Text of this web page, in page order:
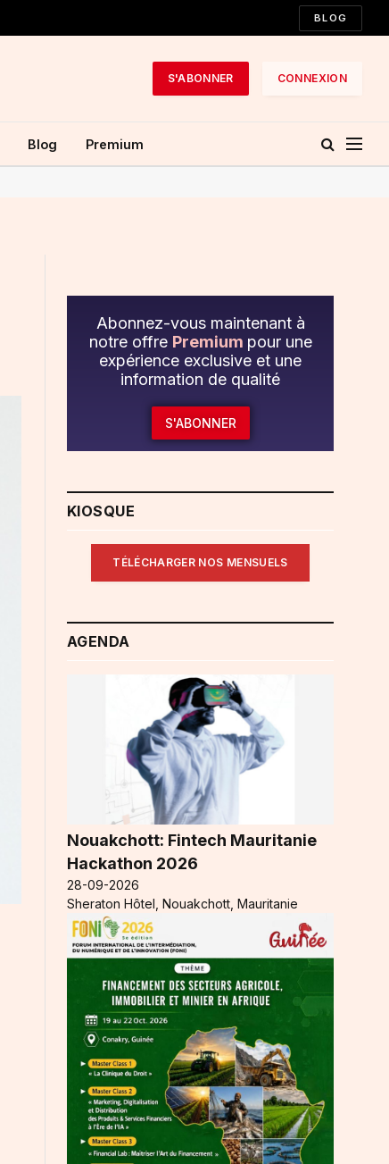
BLOG
S'ABONNER CONNEXION
Blog Premium
Abonnez-vous maintenant à
notre offre Premium pour une
expérience exclusive et une
information de qualité
S'ABONNER
KIOSQUE
TÉLÉCHARGER NOS MENSUELS
AGENDA
Nouakchott: Fintech Mauritanie
Hackathon 2026
28-09-2026
Sheraton Hôtel, Nouakchott, Mauritanie